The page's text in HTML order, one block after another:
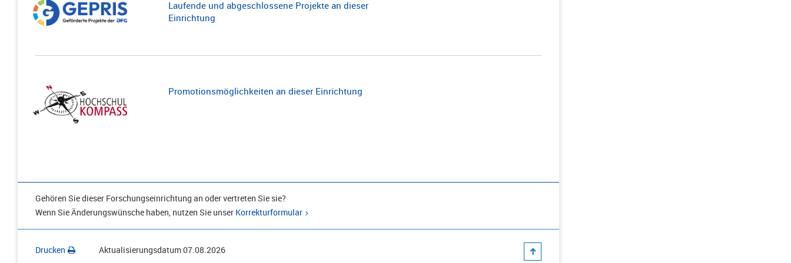
Laufende und abgeschlossene Projekte an dieser
Einrichtung
Promotionsmöglichkeiten an dieser Einrichtung
Gehören Sie dieser Forschungseinrichtung an oder vertreten Sie sie?
Wenn Sie Änderungswünsche haben, nutzen Sie unser Korrekturformular
Drucken Aktualisierungsdatum07.08.2026